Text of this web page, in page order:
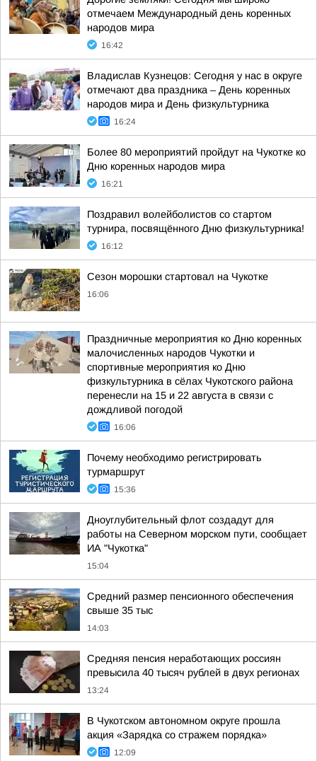
отмечаем Международный день коренных
народов мира
16:42
Владислав Кузнецов: Сегодня у нас в округе
отмечают два праздника – День коренных
народов мира и День физкультурника
16:24
Более 80 мероприятий пройдут на Чукотке ко
Дню коренных народов мира
16:21
Поздравил волейболистов со стартом
турнира, посвящённого Дню физкультурника!
16:12
Сезон морошки стартовал на Чукотке
16:06
Праздничные мероприятия ко Дню коренных
малочисленных народов Чукотки и
спортивные мероприятия ко Дню
физкультурника в сёлах Чукотского района
перенесли на 15 и 22 августа в связи с
дождливой погодой
16:06
Почему необходимо регистрировать
турмаршрут
15:36
Дноуглубительный флот создадут для
работы на Северном морском пути, сообщает
ИА "Чукотка"
15:04
Средний размер пенсионного обеспечения
свыше 35 тыс
14:03
Средняя пенсия неработающих россиян
превысила 40 тысяч рублей в двух регионах
13:24
В Чукотском автономном округе прошла
акция «Зарядка со стражем порядка»
12:09